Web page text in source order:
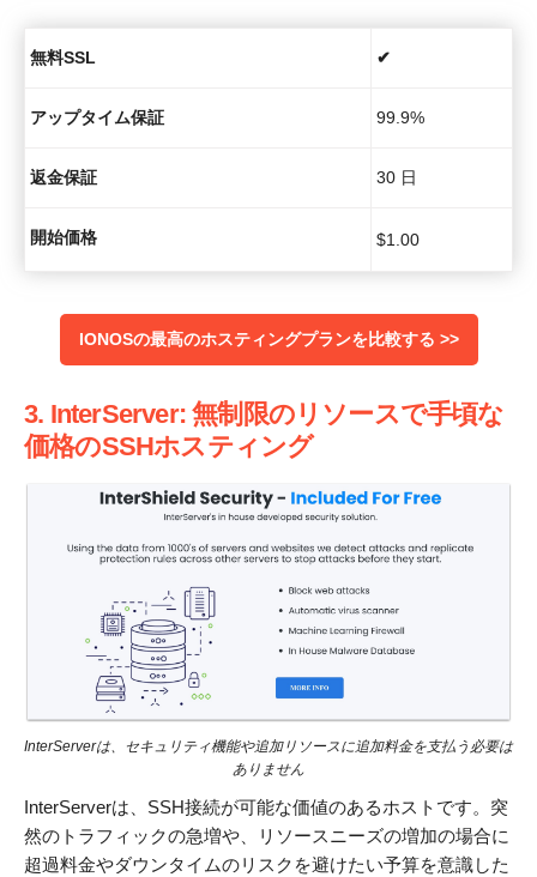
無料SSL ✔
アップタイム保証 99.9%
返金保証 30 日
開始価格 $1.00
IONOSの最高のホスティングプランを比較する >>
3. InterServer: 無制限のリソースで手頃な
価格のSSHホスティング
InterServerは、セキュリティ機能や追加リソースに追加料金を支払う必要は
ありません
InterServerは、SSH接続が可能な価値のあるホストです。突
然のトラフィックの急増や、リソースニーズの増加の場合に
超過料金やダウンタイムのリスクを避けたい予算を意識した